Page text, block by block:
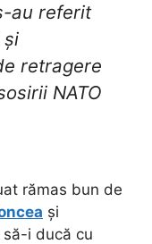
au referit
și
retragere
NATO
rămas bun de
și
să-i ducă cu